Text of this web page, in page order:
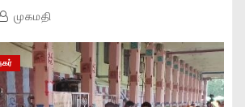
முகமதி